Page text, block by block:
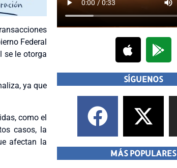
Federal
se le otorga
ya que
como el
casos, la
afectan la
SÍGUENOS
MÁS POPULARES